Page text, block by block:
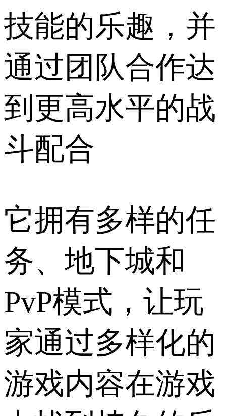
技能的乐趣，并
通过团队合作达
到更高水平的战
斗配合
它拥有多样的任
务、地下城和
PvP模式，让玩
家通过多样化的
游戏内容在游戏